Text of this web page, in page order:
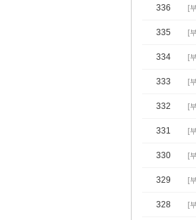
336 [
335 [
334 [
333 [
332 [
331 [
330 [
329 [
328 [